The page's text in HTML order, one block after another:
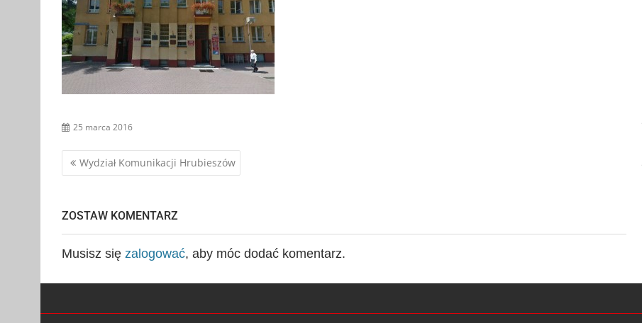
25 marca 2016
Nawigacja
Wydział Komunikacji Hrubieszów
ZOSTAW KOMENTARZ
Musisz się zalogować, aby móc dodać komentarz.